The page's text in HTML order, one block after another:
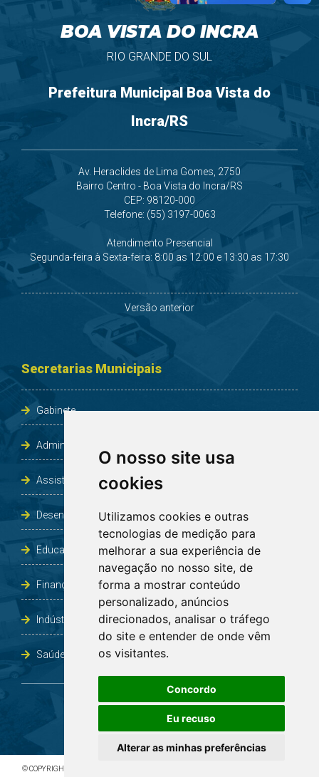
O nosso site usa
cookies
Utilizamos cookies e outras
tecnologias de medição para
melhorar a sua experiência de
navegação no nosso site, de
forma a mostrar conteúdo
personalizado, anúncios
direcionados, analisar o tráfego
do site e entender de onde vêm
os visitantes.
Concordo
Eu recuso
Alterar as minhas preferências
BOA VISTA DO INCRA
RIO GRANDE DO SUL
Prefeitura Municipal Boa Vista do
Incra/RS
Av. Heraclides de Lima Gomes, 2750
Bairro Centro - Boa Vista do Incra/RS
CEP: 98120-000
Telefone: (55) 3197-0063
Atendimento Presencial
Segunda-feira à Sexta-feira: 8:00 as 12:00 e 13:30 as 17:30
Versão anterior
Secretarias Municipais
Gabinete
Administração e Planejamento
Assistência Social e Habitação
Desenvolvimento e Obras
Educação, Cultura, Desporto, Lazer e Turismo
Finanças
Indústria, Comércio, Agricultura e Meio Ambiente
Saúde
© COPYRIGHT 2026 - TODOS OS DIREITOS RESERVADOS À PREFEITURA DE BOA VISTA DO